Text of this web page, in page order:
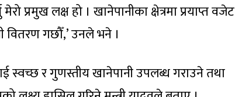
प्रमुख लक्ष हो । खानेपानीका क्षेत्रमा प्रयाप्त वजेट
वितरण गछौँ,’ उनले भने ।
स्वच्छ र गुणस्तीय खानेपानी उपलब्ध गराउने तथा